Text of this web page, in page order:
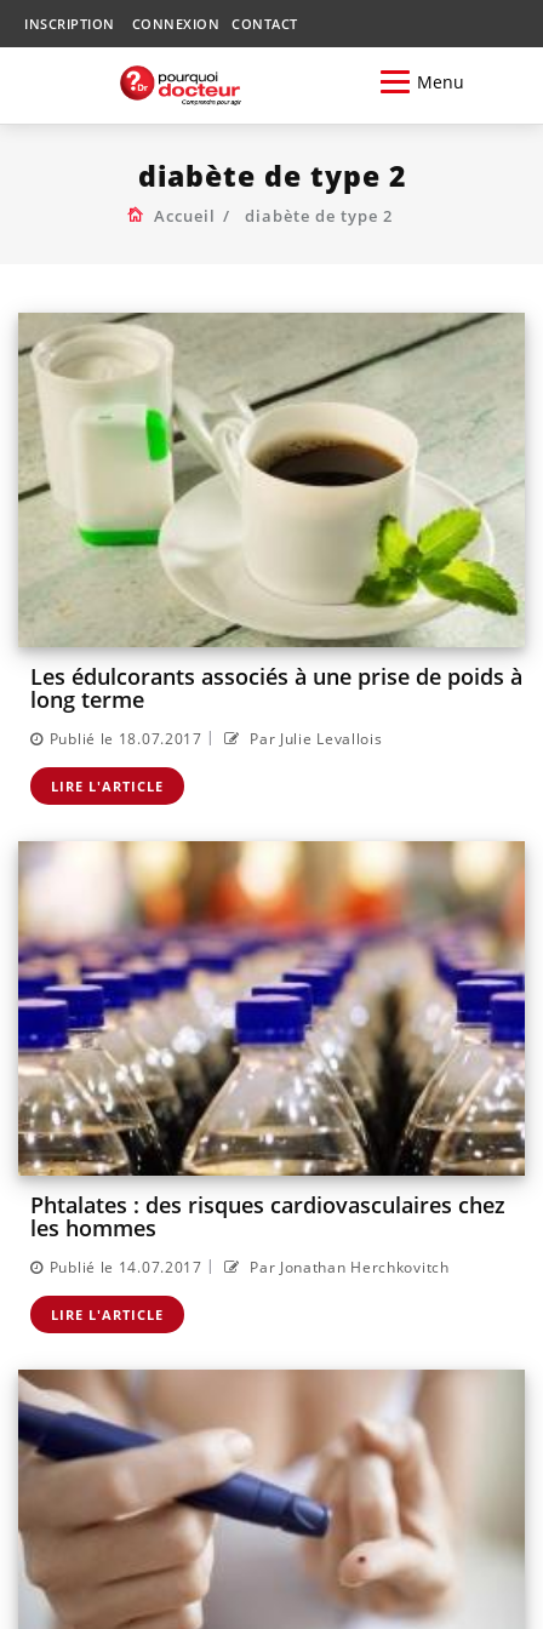
INSCRIPTION CONNEXION CONTACT
Menu
diabète de type 2
Accueil diabète de type 2
Les édulcorants associés à une prise de poids à
long terme
Publié le 18.07.2017 | Par Julie Levallois
LIRE L'ARTICLE
Phtalates : des risques cardiovasculaires chez
les hommes
Publié le 14.07.2017 | Par Jonathan Herchkovitch
LIRE L'ARTICLE